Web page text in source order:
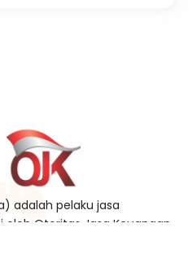
adalah pelaku jasa
Otoritas Jasa Keuangan